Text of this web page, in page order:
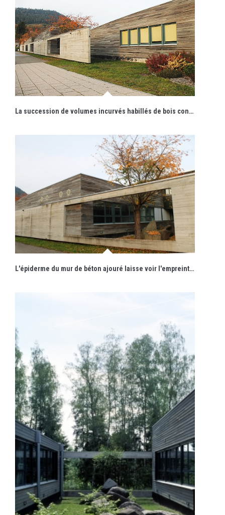
La succession de volumes incurvés habillés de bois contraste avec un mur rectiligne de béton formant écran.
L'épiderme du mur de béton ajouré laisse voir l'empreinte des planches du coffrage en un subtil dialogue avec le bardage de bois.